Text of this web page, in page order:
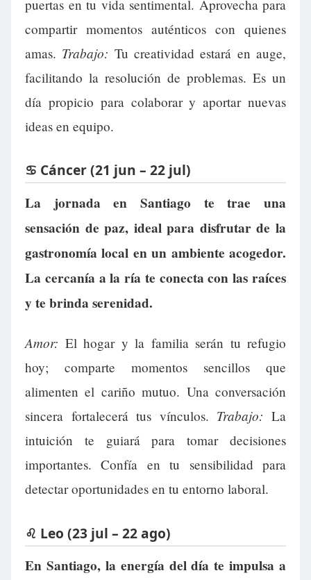
puertas en tu vida sentimental. Aprovecha para
compartir momentos auténticos con quienes
amas. Trabajo: Tu creatividad estará en auge,
facilitando la resolución de problemas. Es un
día propicio para colaborar y aportar nuevas
ideas en equipo.
♋ Cáncer (21 jun – 22 jul)
La jornada en Santiago te trae una
sensación de paz, ideal para disfrutar de la
gastronomía local en un ambiente acogedor.
La cercanía a la ría te conecta con las raíces
y te brinda serenidad.
Amor: El hogar y la familia serán tu refugio
hoy; comparte momentos sencillos que
alimenten el cariño mutuo. Una conversación
sincera fortalecerá tus vínculos. Trabajo: La
intuición te guiará para tomar decisiones
importantes. Confía en tu sensibilidad para
detectar oportunidades en tu entorno laboral.
♌ Leo (23 jul – 22 ago)
En Santiago, la energía del día te impulsa a